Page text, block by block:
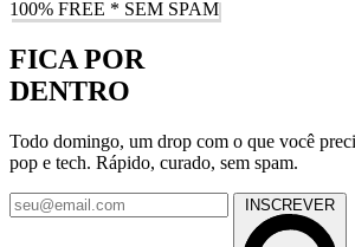
100% FREE * SEM SPAM
FICA POR
DENTRO
Todo domingo, um drop com o que você
pop e tech. Rápido, curado, sem spam.
INSCREVER